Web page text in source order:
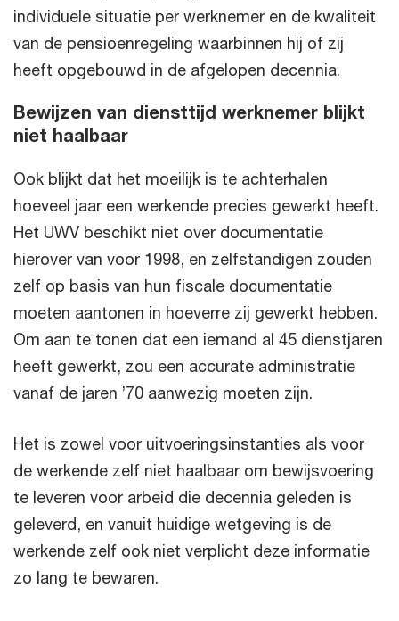
individuele situatie per werknemer en de kwaliteit
van de pensioenregeling waarbinnen hij of zij
heeft opgebouwd in de afgelopen decennia.
Bewijzen van diensttijd werknemer blijkt
niet haalbaar
Ook blijkt dat het moeilijk is te achterhalen
hoeveel jaar een werkende precies gewerkt heeft.
Het UWV beschikt niet over documentatie
hierover van voor 1998, en zelfstandigen zouden
zelf op basis van hun fiscale documentatie
moeten aantonen in hoeverre zij gewerkt hebben.
Om aan te tonen dat een iemand al 45 dienstjaren
heeft gewerkt, zou een accurate administratie
vanaf de jaren ’70 aanwezig moeten zijn.
Het is zowel voor uitvoeringsinstanties als voor
de werkende zelf niet haalbaar om bewijsvoering
te leveren voor arbeid die decennia geleden is
geleverd, en vanuit huidige wetgeving is de
werkende zelf ook niet verplicht deze informatie
zo lang te bewaren.